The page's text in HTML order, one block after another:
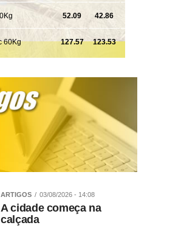
ARTIGOS 03/08/2026 - 14:08
A cidade começa na
calçada